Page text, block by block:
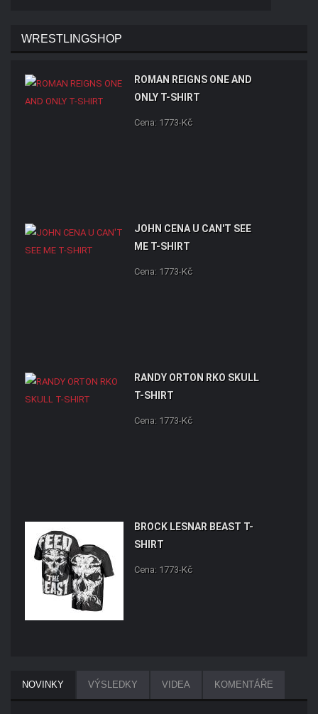
WRESTLINGSHOP
ROMAN REIGNS ONE AND
ONLY T-SHIRT
Cena: 1773-Kč
JOHN CENA U CAN'T SEE
ME T-SHIRT
Cena: 1773-Kč
RANDY ORTON RKO SKULL
T-SHIRT
Cena: 1773-Kč
BROCK LESNAR BEAST T-
SHIRT
Cena: 1773-Kč
NOVINKY VÝSLEDKY VIDEA KOMENTÁŘE